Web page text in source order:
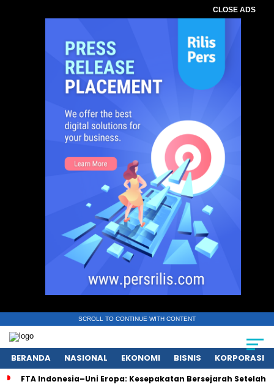
CLOSE ADS
SCROLL TO CONTINUE WITH CONTENT
BERANDA NASIONAL EKONOMI BISNIS KORPORASI
FTA Indonesia–Uni Eropa: Kesepakatan Bersejarah Setelah